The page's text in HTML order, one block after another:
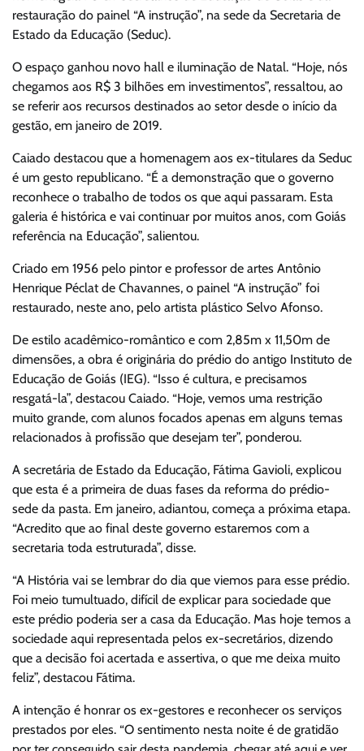
restauração do painel “A instrução”, na sede da Secretaria de
Estado da Educação (Seduc).
O espaço ganhou novo hall e iluminação de Natal. “Hoje, nós
chegamos aos R$ 3 bilhões em investimentos”, ressaltou, ao
se referir aos recursos destinados ao setor desde o início da
gestão, em janeiro de 2019.
Caiado destacou que a homenagem aos ex-titulares da Seduc
é um gesto republicano. “É a demonstração que o governo
reconhece o trabalho de todos os que aqui passaram. Esta
galeria é histórica e vai continuar por muitos anos, com Goiás
referência na Educação”, salientou.
Criado em 1956 pelo pintor e professor de artes Antônio
Henrique Péclat de Chavannes, o painel “A instrução” foi
restaurado, neste ano, pelo artista plástico Selvo Afonso.
De estilo acadêmico-romântico e com 2,85m x 11,50m de
dimensões, a obra é originária do prédio do antigo Instituto de
Educação de Goiás (IEG). “Isso é cultura, e precisamos
resgatá-la”, destacou Caiado. “Hoje, vemos uma restrição
muito grande, com alunos focados apenas em alguns temas
relacionados à profissão que desejam ter”, ponderou.
A secretária de Estado da Educação, Fátima Gavioli, explicou
que esta é a primeira de duas fases da reforma do prédio-
sede da pasta. Em janeiro, adiantou, começa a próxima etapa.
“Acredito que ao final deste governo estaremos com a
secretaria toda estruturada”, disse.
“A História vai se lembrar do dia que viemos para esse prédio.
Foi meio tumultuado, difícil de explicar para sociedade que
este prédio poderia ser a casa da Educação. Mas hoje temos a
sociedade aqui representada pelos ex-secretários, dizendo
que a decisão foi acertada e assertiva, o que me deixa muito
feliz”, destacou Fátima.
A intenção é honrar os ex-gestores e reconhecer os serviços
prestados por eles. “O sentimento nesta noite é de gratidão